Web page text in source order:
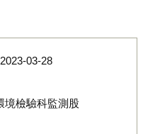
2023-03-28
境檢驗科監測股